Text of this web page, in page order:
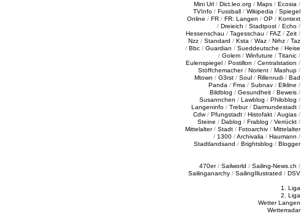
Mini Url / Dict.leo.org / Maps / Ecosia /
TVInfo / Fussball / Wikipedia / Spiegel
Online / FR / FR: Langen / OP / Kontext
/ Dreieich / Stadtpost / Echo /
Hessenschau / Tagesschau / FAZ / Zeit /
Nzz / Standard / Ksta / Waz / Nrhz / Taz
/ Bbc / Guardian / Sueddeutsche / Heise
/ Golem / Winfuture / Titanic /
Eulenspiegel / Postillon / Centralstation /
Stöffchemacher/ Norient / Mashup /
Mtown / G3rst / Soul / Rillenrudi / Bad
Panda / Fma / Subnav / Elkline /
Bildblog / Gesundheit / Beweis /
Susannchen / Lawblog / Philoblog /
Langeninfo / Trebur/ Darmundestadt /
Cdw/ Pfungstadt / Histofakt /Augias /
Steine / Dablog / Frablog / Verrückt /
Mittelalter/ Stadt / Fotoarchiv / Mittelalter
/ 1300 /Archivalia / Haumann /
Stadtlandsand / Brightsblog / Blogger
470er/ Sailworld / Sailing-News.ch /
Sailinganarchy / SailingIllustrated / DSV
1. Liga
2. Liga
Wetter Langen
Wetterradar